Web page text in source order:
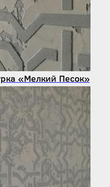
«Мелкий Песок»